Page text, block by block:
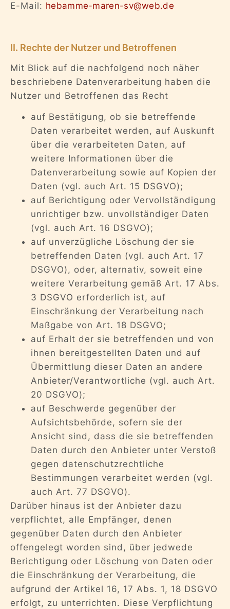
E-Mail: hebamme-maren-sv@web.de
II. Rechte der Nutzer und Betroffenen
Mit Blick auf die nachfolgend noch näher
beschriebene Datenverarbeitung haben die
Nutzer und Betroffenen das Recht
auf Bestätigung, ob sie betreffende
Daten verarbeitet werden, auf Auskunft
über die verarbeiteten Daten, auf
weitere Informationen über die
Datenverarbeitung sowie auf Kopien der
Daten (vgl. auch Art. 15 DSGVO);
auf Berichtigung oder Vervollständigung
unrichtiger bzw. unvollständiger Daten
(vgl. auch Art. 16 DSGVO);
auf unverzügliche Löschung der sie
betreffenden Daten (vgl. auch Art. 17
DSGVO), oder, alternativ, soweit eine
weitere Verarbeitung gemäß Art. 17 Abs.
3 DSGVO erforderlich ist, auf
Einschränkung der Verarbeitung nach
Maßgabe von Art. 18 DSGVO;
auf Erhalt der sie betreffenden und von
ihnen bereitgestellten Daten und auf
Übermittlung dieser Daten an andere
Anbieter/Verantwortliche (vgl. auch Art.
20 DSGVO);
auf Beschwerde gegenüber der
Aufsichtsbehörde, sofern sie der
Ansicht sind, dass die sie betreffenden
Daten durch den Anbieter unter Verstoß
gegen datenschutzrechtliche
Bestimmungen verarbeitet werden (vgl.
auch Art. 77 DSGVO).
Darüber hinaus ist der Anbieter dazu
verpflichtet, alle Empfänger, denen
gegenüber Daten durch den Anbieter
offengelegt worden sind, über jedwede
Berichtigung oder Löschung von Daten oder
die Einschränkung der Verarbeitung, die
aufgrund der Artikel 16, 17 Abs. 1, 18 DSGVO
erfolgt, zu unterrichten. Diese Verpflichtung